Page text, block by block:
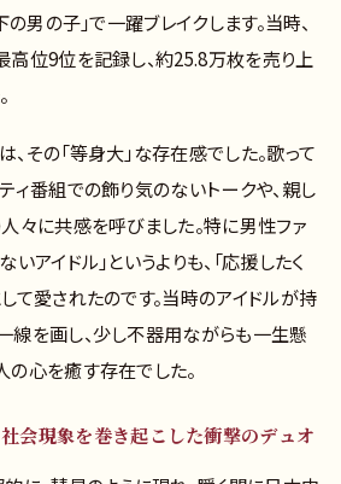
男の子」で一躍ブレイクします。当時、
高位9位を記録し、約25.8万枚を売り上
その「等身大」な存在感でした。歌って
ィ番組での飾り気のないトークや、親し
々に共感を呼びました。特に男性ファ
アイドル」というよりも、「応援したく
て愛されたのです。当時のアイドルが持
線を画し、少し不器用ながらも一生懸
心を癒す存在でした。
会現象を巻き起こした衝撃のデュオ